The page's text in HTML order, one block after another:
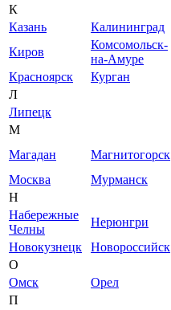
К
Казань
Калининград
Киров
Комсомольск-
на-Амуре
Красноярск
Курган
Л
Липецк
М
Магадан
Магнитогорск
Москва
Мурманск
Н
Набережные
Челны
Нерюнгри
Новокузнецк
Новороссийск
О
Омск
Орел
П